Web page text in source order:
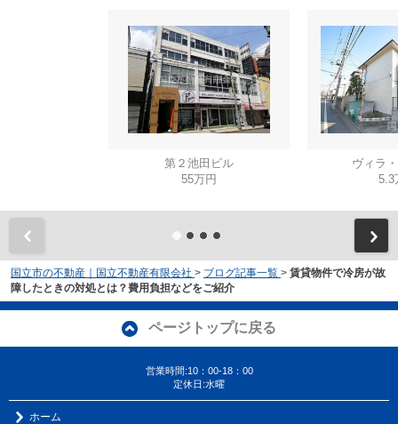
第２池田ビル
55万円
ヴィラ
5.3
国立市の不動産｜国立不動産有限会社 > ブログ記事一覧 > 賃貸物件で冷房が故
障したときの対処とは？費用負担などをご紹介
ページトップに戻る
営業時間:10：00-18：00
定休日:水曜
ホーム